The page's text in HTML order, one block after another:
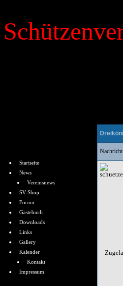
Startseite
News
Vereinsnews
SV-Shop
Forum
Gästebuch
Downloads
Links
Gallery
Kalender
Kontakt
Impressum
Nachricht